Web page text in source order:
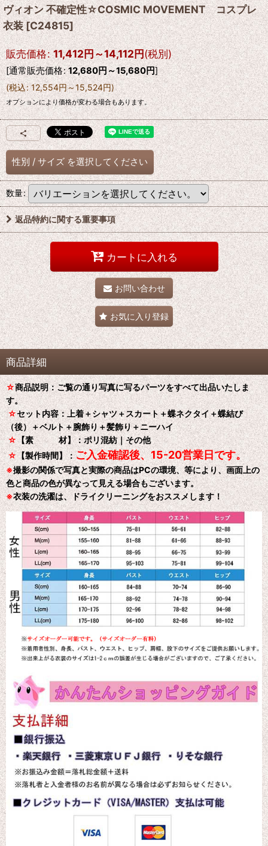
ヴィオン 不確定性☆COSMIC MOVEMENT コスプレ
衣装[C24815]
販売価格: 11,412円～14,112円(税別)
[通常販売価格: 12,680円～15,680円]
(税込: 12,554円～15,524円)
オプションにより価格が変わる場合もあります。
性別 / サイズ を選択してください
数量:
返品特約に関する重要事項
カートに入れる
お問い合わせ
お気に入り登録
商品詳細
☆商品説明：ご覧の通り写真に写るパーツをすべて出品いたしま
す。
☆セット内容：上着＋シャツ＋スカート＋蝶ネクタイ＋蝶結び
（後）＋ベルト＋腕飾り＋髪飾り＋ニーハイ
☆【素 材】：ポリ混紡｜その他
☆【製作時間】：ご入金確認後、15-20営業日です。
※撮影の関係で写真と実際の商品はPCの環境、等により、画面上の
色と商品の色が異なって見える場合もございます。
※衣装の洗濯は、ドライクリーニングをおススメします！